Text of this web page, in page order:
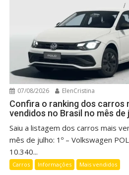
07/08/2026 ElenCristina
Confira o ranking dos carros
vendidos no Brasil no mês de
Saiu a listagem dos carros mais
mês de julho: 1º – Volkswagen
10.340...
Carros Informações Mais vendidos